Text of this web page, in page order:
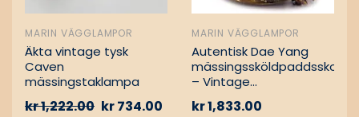
MARIN VÄGGLAMPOR
Äkta vintage tysk
Caven
mässingstaklampa
kr1,222.00 kr734.00
MARIN VÄGGLAMPOR
Autentisk Dae Yang
– Vintage
kr1,833.00